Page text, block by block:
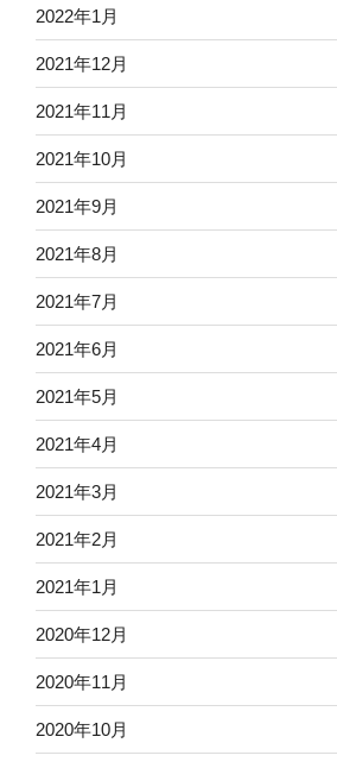
2022年1月
2021年12月
2021年11月
2021年10月
2021年9月
2021年8月
2021年7月
2021年6月
2021年5月
2021年4月
2021年3月
2021年2月
2021年1月
2020年12月
2020年11月
2020年10月